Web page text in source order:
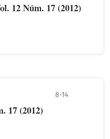
12 Núm. 17 (2012)
8-14
17 (2012)